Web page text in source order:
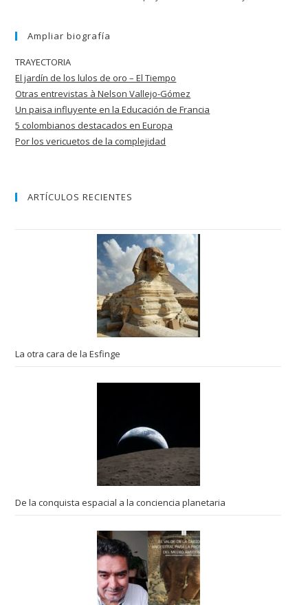
Ampliar biografía
TRAYECTORIA
El jardín de los lulos de oro – El Tiempo
Otras entrevistas à Nelson Vallejo-Gómez
Un paisa influyente en la Educación de Francia
5 colombianos destacados en Europa
Por los vericuetos de la complejidad
ARTÍCULOS RECIENTES
La otra cara de la Esfinge
De la conquista espacial a la conciencia planetaria